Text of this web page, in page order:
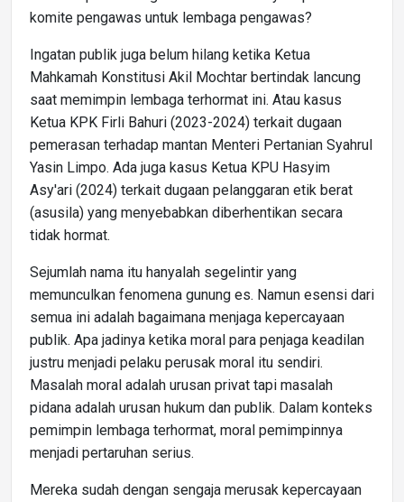
komite pengawas untuk lembaga pengawas?
Ingatan publik juga belum hilang ketika Ketua
Mahkamah Konstitusi Akil Mochtar bertindak lancung
saat memimpin lembaga terhormat ini. Atau kasus
Ketua KPK Firli Bahuri (2023-2024) terkait dugaan
pemerasan terhadap mantan Menteri Pertanian Syahrul
Yasin Limpo. Ada juga kasus Ketua KPU Hasyim
Asy'ari (2024) terkait dugaan pelanggaran etik berat
(asusila) yang menyebabkan diberhentikan secara
tidak hormat.
Sejumlah nama itu hanyalah segelintir yang
memunculkan fenomena gunung es. Namun esensi dari
semua ini adalah bagaimana menjaga kepercayaan
publik. Apa jadinya ketika moral para penjaga keadilan
justru menjadi pelaku perusak moral itu sendiri.
Masalah moral adalah urusan privat tapi masalah
pidana adalah urusan hukum dan publik. Dalam konteks
pemimpin lembaga terhormat, moral pemimpinnya
menjadi pertaruhan serius.
Mereka sudah dengan sengaja merusak kepercayaan